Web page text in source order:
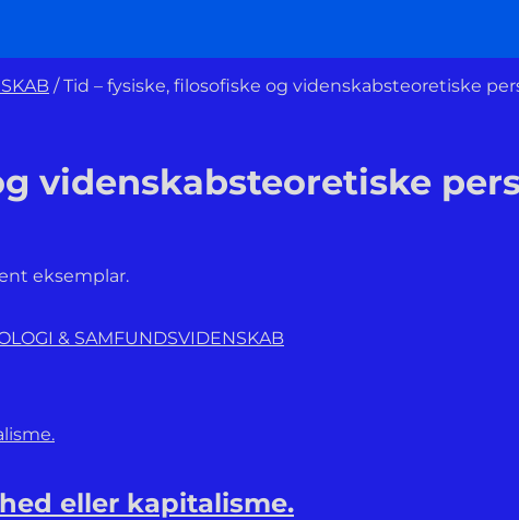
/Tid – fysiske, filosofiske og videnskabsteoretiske
videnskabsteoretiske
eksemplar.
& SAMFUNDSVIDENSKAB
eller kapitalisme.